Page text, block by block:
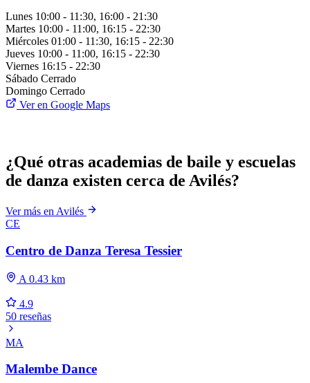
Lunes 10:00 - 11:30, 16:00 - 21:30
Martes 10:00 - 11:00, 16:15 - 22:30
Miércoles 01:00 - 11:30, 16:15 - 22:30
Jueves 10:00 - 11:00, 16:15 - 22:30
Viernes 16:15 - 22:30
Sábado Cerrado
Domingo Cerrado
Ver en Google Maps
¿Qué otras academias de baile y escuelas
de danza existen cerca de Avilés?
Ver más en Avilés
CE
Centro de Danza Teresa Tessier
A 0.43 km
4.9
50 reseñas
MA
Malembe Dance